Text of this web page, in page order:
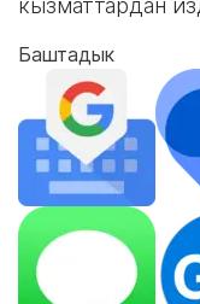
кызматтардан
Баштадык